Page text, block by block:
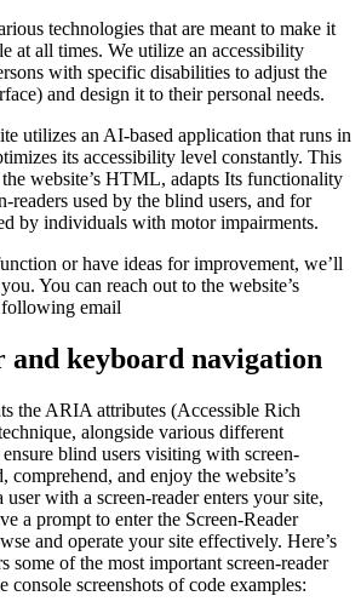
technologies that are meant to make it
at all times. We utilize an accessibility
with specific disabilities to adjust the
and design it to their personal needs.
utilizes an AI-based application that runs in
its accessibility level constantly. This
website’s HTML, adapts Its functionality
readers used by the blind users, and for
by individuals with motor impairments.
or have ideas for improvement, we’ll
You can reach out to the website’s
email
and keyboard navigation
the ARIA attributes (Accessible Rich
alongside various different
blind users visiting with screen-
comprehend, and enjoy the website’s
with a screen-reader enters your site,
a prompt to enter the Screen-Reader
and operate your site effectively. Here’s
some of the most important screen-reader
console screenshots of code examples: